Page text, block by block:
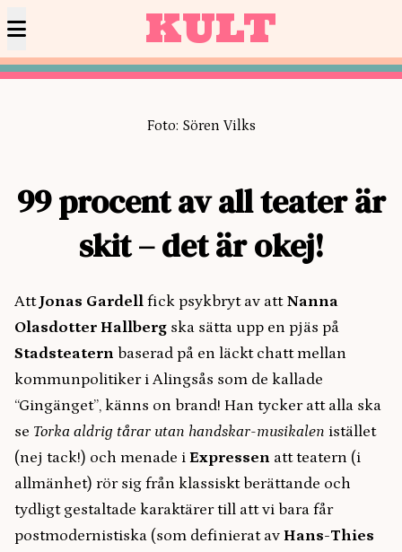
KULT
Foto: Sören Vilks
99 procent av all teater är
skit – det är okej!
AttJonas Gardell fick psykbryt av att Nanna
Olasdotter Hallberg ska sätta upp en pjäs på
Stadsteatern baserad på en läckt chatt mellan
kommunpolitiker i Alingsås som de kallade
“Gingänget”, känns on brand! Han tycker att alla ska
se Torka aldrig tårar utan handskar-musikalen istället
(nej tack!) och menade i Expressen att teatern (i
allmänhet) rör sig från klassiskt berättande och
tydligt gestaltade karaktärer till att vi bara får
postmodernistiska (som definierat av Hans-Thies